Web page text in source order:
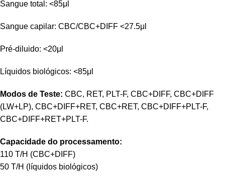
Sangue total: <85μl
Sangue capilar: CBC/CBC+DIFF <27.5μl
Pré-diluido: <20μl
Líquidos biológicos: <85μl
Modos de Teste: CBC, RET, PLT-F, CBC+DIFF, CBC+DIFF
(LW+LP), CBC+DIFF+RET, CBC+RET, CBC+DIFF+PLT-F,
CBC+DIFF+RET+PLT-F.
Capacidade do processamento:
110 T/H (CBC+DIFF)
50 T/H (líquidos biológicos)